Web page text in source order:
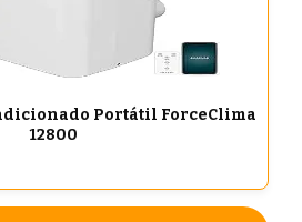
Portátil ForceClima
12800